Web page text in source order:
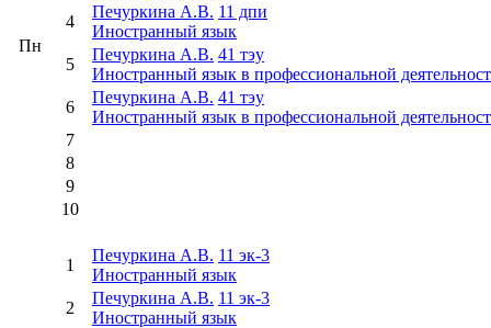
Пн
4
Печуркина А.В. 11 дпи
Иностранный язык
5
Печуркина А.В. 41 тэу
Иностранный язык в профессиональной
6
Печуркина А.В. 41 тэу
Иностранный язык в профессиональной
7
8
9
10
1
Печуркина А.В. 11 эк-3
Иностранный язык
2
Печуркина А.В. 11 эк-3
Иностранный язык